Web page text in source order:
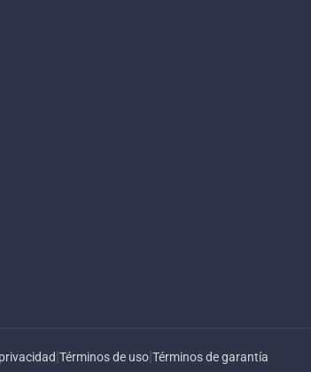
|Términos de uso|Términos de garantía